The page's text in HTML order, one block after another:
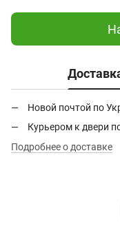
Новой почтой по
Курьером к двери
Подробнее о доставке